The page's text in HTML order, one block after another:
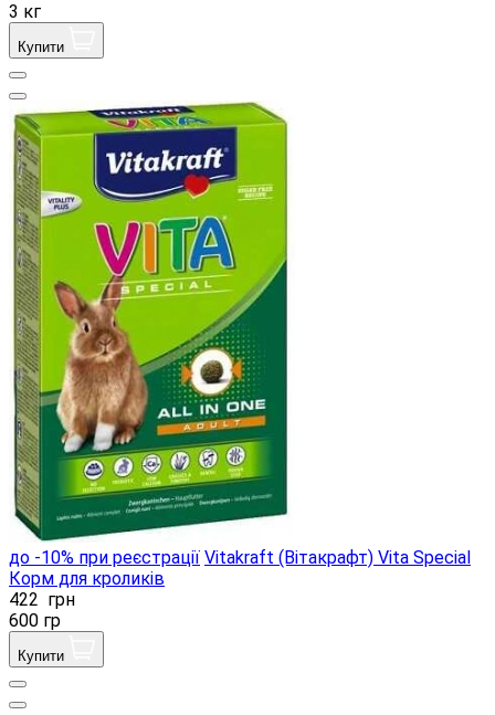
3 кг
Купити
до -10% при реєстрації Vitakraft (Вітакрафт) Vita Special
Корм ​​для кроликів
422 грн
600 гр
Купити